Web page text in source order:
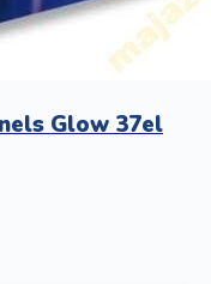
Glow 37el